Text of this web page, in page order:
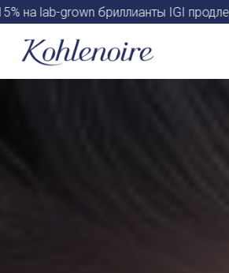
lab-grown бриллианты IGI